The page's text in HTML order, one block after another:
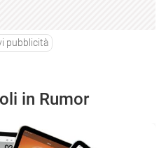
pubblicità
in Rumor